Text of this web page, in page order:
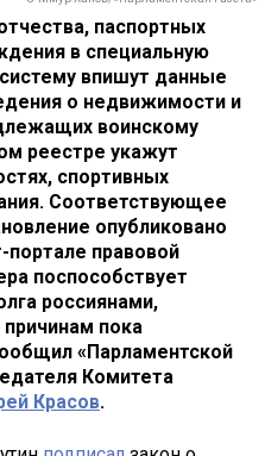
паспортных
в специальную
впишут данные
о недвижимости и
воинскому
реестре укажут
спортивных
Соответствующее
опубликовано
портале правовой
поспособствует
россиянами,
пока
«Парламентской
Комитета
Красов.